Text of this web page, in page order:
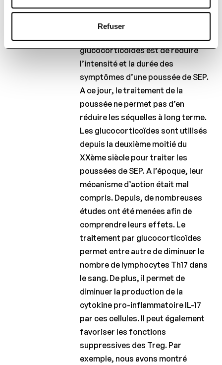
Refuser
intraveineuse d’une forte dose de
méthylprednisolone par jour durant
glucocorticoïdes est de réduire
l’intensité et la durée des
symptômes d’une poussée de SEP.
A ce jour, le traitement de la
poussée ne permet pas d’en
réduire les séquelles à long terme.
Les glucocorticoïdes sont utilisés
depuis la deuxième moitié du
XXème siècle pour traiter les
poussées de SEP. A l’époque, leur
mécanisme d’action était mal
compris. Depuis, de nombreuses
études ont été menées afin de
comprendre leurs effets. Le
traitement par glucocorticoïdes
permet entre autre de diminuer le
nombre de lymphocytes Th17 dans
le sang. De plus, il permet de
diminuer la production de la
cytokine pro-inflammatoire IL-17
par ces cellules. Il peut également
favoriser les fonctions
suppressives des Treg. Par
exemple, nous avons montré